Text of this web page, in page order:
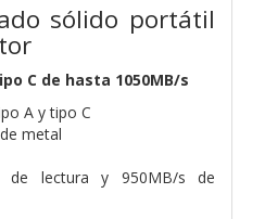
sólido portátil
C de hasta 1050MB/s
A y tipo C
metal
de lectura y 950MB/s de